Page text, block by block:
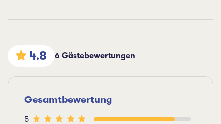
4.8 6 Gästebewertungen
Gesamtbewertung
5